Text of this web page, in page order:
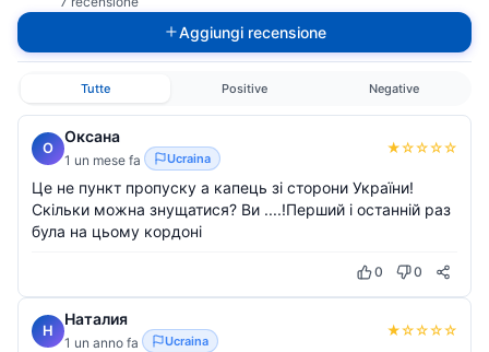
Aggiungi recensione
Tutte Positive Negative
О
Оксана
1 un mese fa Ucraina
★☆☆☆☆
Це не пункт пропуску а капець зі сторони України!
Скільки можна знущатися? Ви ....!Перший і останній раз
була на цьому кордоні
0 0
Н
Наталия
1 un anno fa Ucraina
★☆☆☆☆